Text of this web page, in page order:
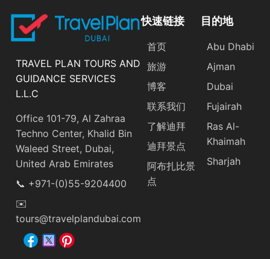
TRAVEL PLAN TOURS AND
GUIDANCE SERVICES
L.L.C
Office 101-79, Al Zahraa
Techno Center, Khalid Bin
Waleed Street, Dubai,
United Arab Emirates
📞 +971-(0)55-9204400
✉️
tours@travelplandubai.com
快速链接
首页
旅游
博客
联系我们
了解迪拜
迪拜景点
阿布扎比景
点
目的地
Abu Dhabi
Ajman
Dubai
Fujairah
Ras Al-
Khaimah
Sharjah